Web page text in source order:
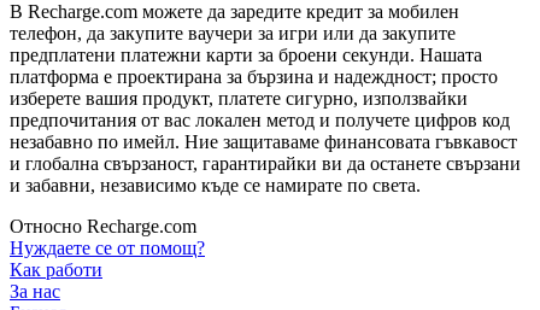
В Recharge.com можете да заредите кредит за мобилен
телефон, да закупите ваучери за игри или да закупите
предплатени платежни карти за броени секунди. Нашата
платформа е проектирана за бързина и надеждност; просто
изберете вашия продукт, платете сигурно, използвайки
предпочитания от вас локален метод и получете цифров код
незабавно по имейл. Ние защитаваме финансовата гъвкавост
и глобална свързаност, гарантирайки ви да останете свързани
и забавни, независимо къде се намирате по света.
Относно Recharge.com
Нуждаете се от помощ?
Как работи
За нас